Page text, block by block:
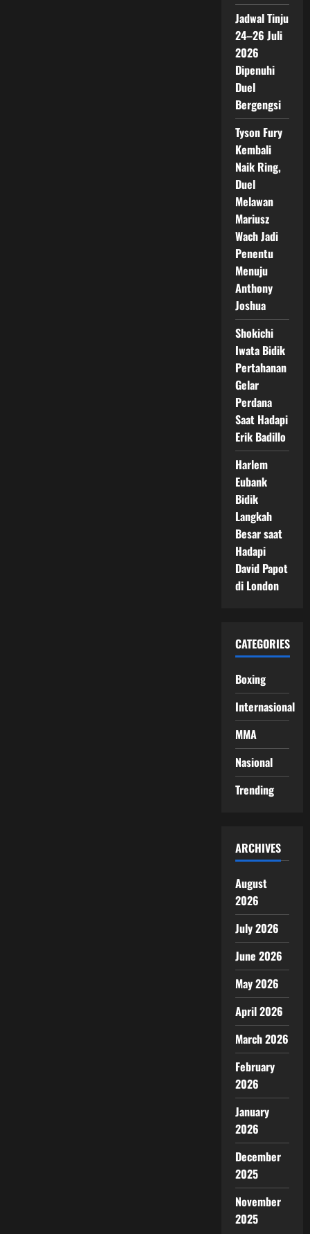
Jadwal Tinju
24–26 Juli
2026
Dipenuhi
Duel
Bergengsi
Tyson Fury
Kembali
Naik Ring,
Duel
Melawan
Mariusz
Wach Jadi
Penentu
Menuju
Anthony
Joshua
Shokichi
Iwata Bidik
Pertahanan
Gelar
Perdana
Saat Hadapi
Erik Badillo
Harlem
Eubank
Bidik
Langkah
Besar saat
Hadapi
David Papot
di London
CATEGORIES
Boxing
Internasional
MMA
Nasional
Trending
ARCHIVES
August
2026
July 2026
June 2026
May 2026
April 2026
March 2026
February
2026
January
2026
December
2025
November
2025